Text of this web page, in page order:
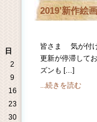
日
2
9
16
23
30
2019’新作絵
皆さま 気が付
更新が停滞して
ズンも […]
...続きを読む